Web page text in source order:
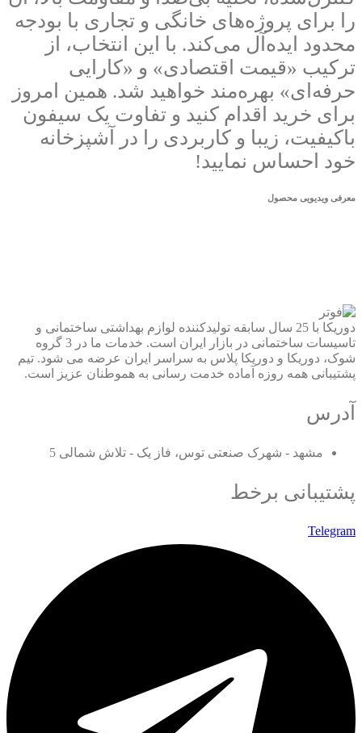
را برای پروژه‌های خانگی و تجاری با بودجه
محدود ایده‌آل می‌کند. با این انتخاب، از
ترکیب «قیمت اقتصادی» و «کارایی
حرفه‌ای» بهره‌مند خواهید شد. همین امروز
برای خرید اقدام کنید و تفاوت یک سیفون
باکیفیت، زیبا و کاربردی را در آشپزخانه
خود احساس نمایید!
معرفی ویدیویی محصول
دوریکا با 25 سال سابقه تولیدکننده لوازم بهداشتی ساختمانی و
تاسیسات ساختمانی در بازار ایران است. خدمات ما در 3 گروه
شوک، دوریکا و دوریکا پلاس به سراسر ایران عرضه می شود. تیم
پشتیبانی همه روزه آماده خدمت رسانی به هموطنان عزیز است.
آدرس
مشهد - شهرک صنعتی توس، فاز یک - تلاش شمالی 5
پشتیبانی برخط
Telegram